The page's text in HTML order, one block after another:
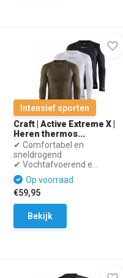
Intensief sporten
Craft | Active Extreme X |
Heren thermos...
✔ Comfortabel en
sneldrogend
✔ Vochtafvoerend e...
Op voorraad
€59,95
Bekijk